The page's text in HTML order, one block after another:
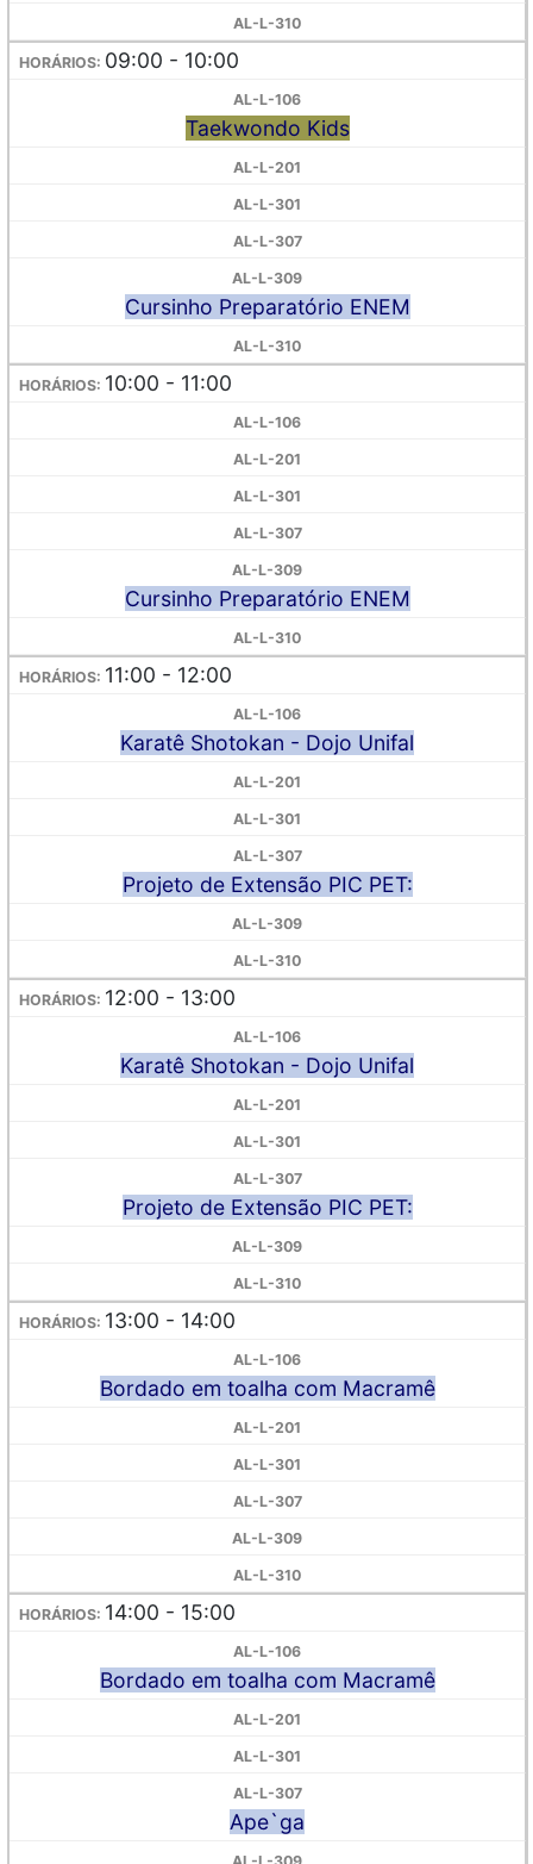
09:00 - 10:00
Taekwondo Kids
Cursinho Preparatório ENEM
10:00 - 11:00
Cursinho Preparatório ENEM
11:00 - 12:00
Karatê Shotokan - Dojo Unifal
Projeto de Extensão PIC PET:
12:00 - 13:00
Karatê Shotokan - Dojo Unifal
Projeto de Extensão PIC PET:
13:00 - 14:00
Bordado em toalha com Macramê
14:00 - 15:00
Bordado em toalha com Macramê
Ape`ga